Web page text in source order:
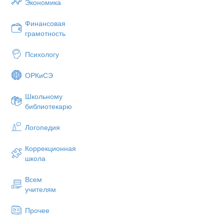
Экономика
Финансовая
грамотность
Психологу
ОРКиСЭ
Школьному
библиотекарю
Логопедия
Коррекционная
школа
Всем
учителям
Прочее